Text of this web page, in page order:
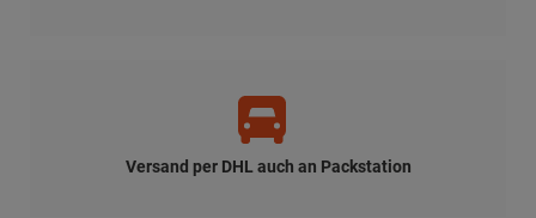
Versand per DHL auch an Packstation